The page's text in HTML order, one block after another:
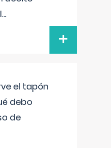
...
+
el tapón
debo
de